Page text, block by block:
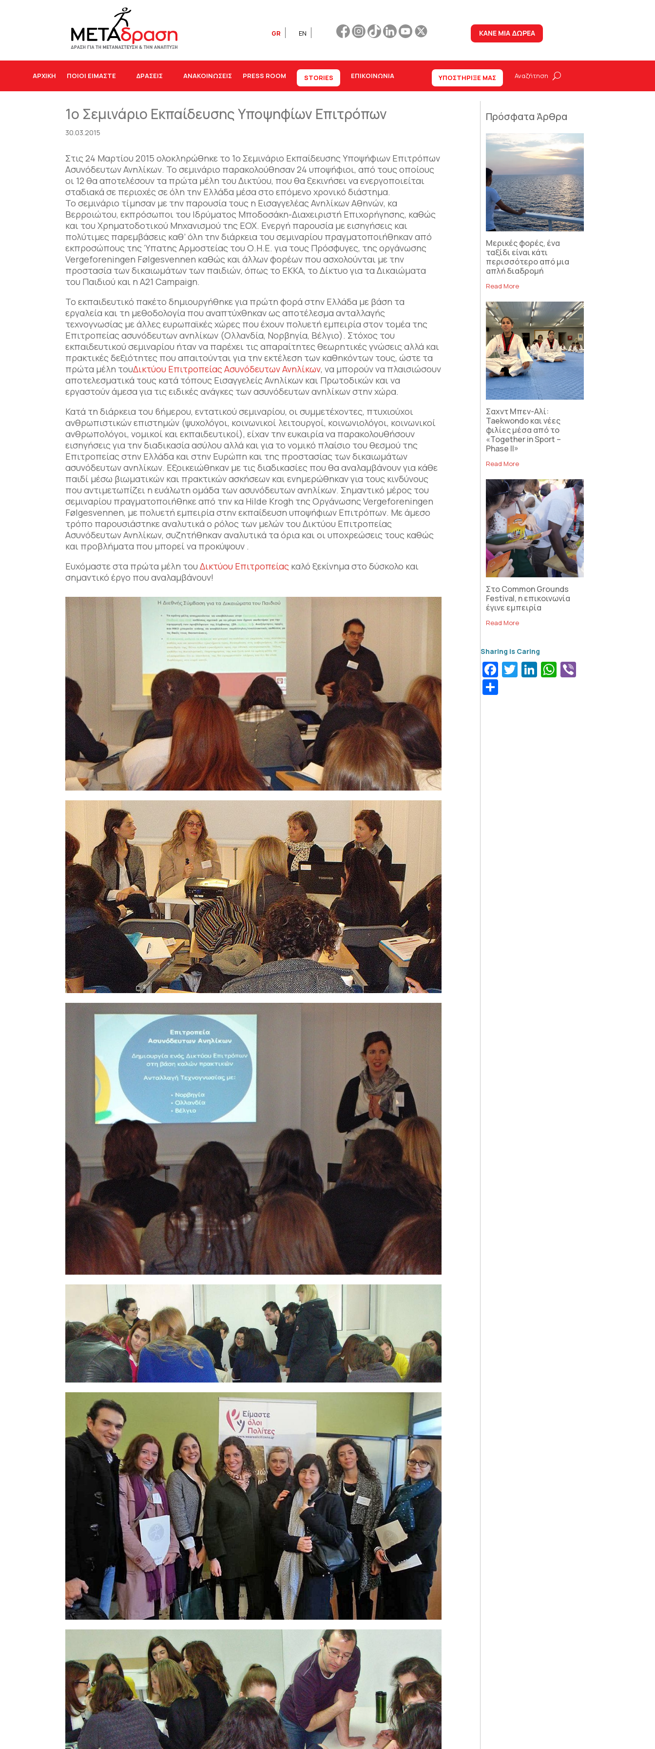
GR EN ΚΑΝΕ ΜΙΑ ΔΩΡΕΑ
ΑΡΧΙΚΉ ΠΟΙΟΙ ΕΙΜΑΣΤΕ ΔΡΆΣΕΙΣ ΑΝΑΚΟΙΝΩΣΕΙΣ PRESS ROOM STORIES ΕΠΙΚΟΙΝΩΝΊΑ ΥΠΟΣΤΗΡΙΞΕ ΜΑΣ
1o Σεμινάριο Εκπαίδευσης Υποψηφίων Επιτρόπων
30.03.2015
Στις 24 Μαρτίου 2015 ολοκληρώθηκε το 1ο Σεμινάριο Εκπαίδευσης Υποψήφιων Επιτρόπων
Ασυνόδευτων Ανηλίκων. Το σεμινάριο παρακολούθησαν 24 υποψήφιοι, από τους οποίους
οι 12 θα αποτελέσουν τα πρώτα μέλη του Δικτύου, που θα ξεκινήσει να ενεργοποιείται
σταδιακά σε περιοχές σε όλη την Ελλάδα μέσα στο επόμενο χρονικό διάστημα.
Το σεμινάριο τίμησαν με την παρουσία τους η Εισαγγελέας Ανηλίκων Αθηνών, κα
Βερροιώτου, εκπρόσωποι του Ιδρύματος Μποδοσάκη-Διαχειριστή Επιχορήγησης, καθώς
και του Χρηματοδοτικού Μηχανισμού της ΕΟΧ. Ενεργή παρουσία με εισηγήσεις και
πολύτιμες παρεμβάσεις καθ’ όλη την διάρκεια του σεμιναρίου πραγματοποιήθηκαν από
εκπροσώπους της Ύπατης Αρμοστείας του Ο.Η.Ε. για τους Πρόσφυγες, της οργάνωσης
Vergeforeningen Følgesvennen καθώς και άλλων φορέων που ασχολούνται με την
προστασία των δικαιωμάτων των παιδιών, όπως το EKKA, το Δίκτυο για τα Δικαιώματα
του Παιδιού και η A21 Campaign.
Το εκπαιδευτικό πακέτο δημιουργήθηκε για πρώτη φορά στην Ελλάδα με βάση τα
εργαλεία και τη μεθοδολογία που αναπτύχθηκαν ως αποτέλεσμα ανταλλαγής
τεχνoγνωσίας με άλλες ευρωπαϊκές χώρες που έχουν πολυετή εμπειρία στον τομέα της
Επιτροπείας ασυνόδευτων ανηλίκων (Ολλανδία, Νορβηγία, Βέλγιο). Στόχος του
εκπαιδευτικού σεμιναρίου ήταν να παρέχει τις απαραίτητες θεωρητικές γνώσεις αλλά και
πρακτικές δεξιότητες που απαιτούνται για την εκτέλεση των καθηκόντων τους, ώστε τα
πρώτα μέλη τουΔικτύου Επιτροπείας Ασυνόδευτων Ανηλίκων, να μπορούν να πλαισιώσουν
αποτελεσματικά τους κατά τόπους Εισαγγελείς Ανηλίκων και Πρωτοδικών και να
εργαστούν άμεσα για τις ειδικές ανάγκες των ασυνόδευτων ανηλίκων στην χώρα.
Κατά τη διάρκεια του 6ήμερου, εντατικού σεμιναρίου, οι συμμετέχοντες, πτυχιούχοι
ανθρωπιστικών επιστημών (ψυχολόγοι, κοινωνικοί λειτουργοί, κοινωνιολόγοι, κοινωνικοί
ανθρωπολόγοι, νομικοί και εκπαιδευτικοί), είχαν την ευκαιρία να παρακολουθήσουν
εισηγήσεις για την διαδικασία ασύλου αλλά και για το νομικό πλαίσιο του θεσμού της
Επιτροπείας στην Ελλάδα και στην Ευρώπη και της προστασίας των δικαιωμάτων
ασυνόδευτων ανηλίκων. Εξοικειώθηκαν με τις διαδικασίες που θα αναλαμβάνουν για κάθε
παιδί μέσω βιωματικών και πρακτικών ασκήσεων και ενημερώθηκαν για τους κινδύνους
που αντιμετωπίζει η ευάλωτη ομάδα των ασυνόδευτων ανηλίκων. Σημαντικό μέρος του
σεμιναρίου πραγματοποιήθηκε από την κα Hilde Krogh της Οργάνωσης Vergeforeningen
Følgesvennen, με πολυετή εμπειρία στην εκπαίδευση υποψήφιων Επιτρόπων. Με άμεσο
τρόπο παρουσιάστηκε αναλυτικά ο ρόλος των μελών του Δικτύου Επιτροπείας
Ασυνόδευτων Ανηλίκων, συζητήθηκαν αναλυτικά τα όρια και οι υποχρεώσεις τους καθώς
και προβλήματα που μπορεί να προκύψουν .
Ευχόμαστε στα πρώτα μέλη τουΔικτύου Επιτροπείας καλό ξεκίνημα στο δύσκολο και
σημαντικό έργο που αναλαμβάνουν!
Πρόσφατα Άρθρα
Μερικές φορές, ένα
ταξίδι είναι κάτι
περισσότερο από μια
απλή διαδρομή
Read More
Σαχντ Μπεν-Αλί:
Taekwondo και νέες
φιλίες μέσα από το
«Together in Sport –
Phase II»
Read More
Στο Common Grounds
Festival, η επικοινωνία
έγινε εμπειρία
Read More
Facebook
Twitter
LinkedIn
WhatsApp